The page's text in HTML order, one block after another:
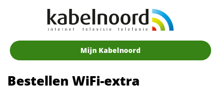
Mijn Kabelnoord
Bestellen WiFi-extra